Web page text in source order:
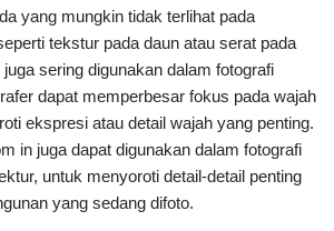
yang mungkin tidak terlihat pada
tekstur pada daun atau serat pada
sering digunakan dalam fotografi
dapat memperbesar fokus pada wajah
ekspresi atau detail wajah yang penting.
in juga dapat digunakan dalam fotografi
untuk menyoroti detail-detail penting
yang sedang difoto.